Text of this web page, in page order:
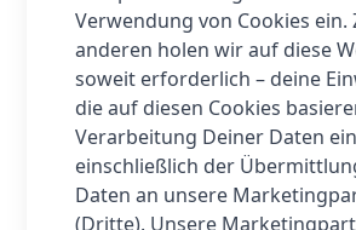
ca. 35 Stunden mit ANC
perfekt für lange Tage und
Stabile Verbindung dank
5.4
Mit dem neuesten
Standardgenießt du eine
Verwendung von Cookies ein.
anderen holen wir auf diese
soweit erforderlich – deine
die auf diesen Cookies
Verarbeitung Deiner Daten
einschließlich der
Daten an unsere
(Dritte). Unsere